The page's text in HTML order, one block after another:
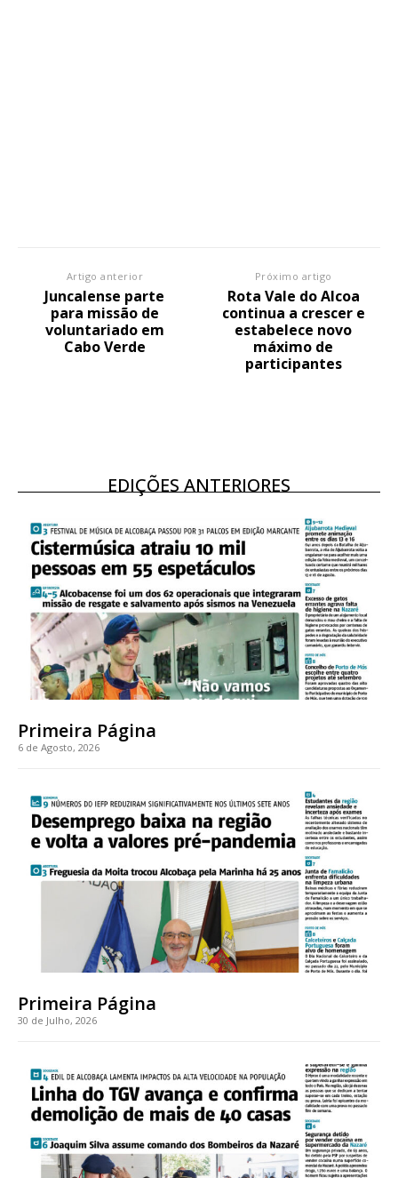
Faça-se assinante do Região de Cister e ajude-nos a manter este serviço
público!
Sendo assinante terá acesso a todos os conteúdos exclusivos e versões
digitais.
Escolha o plano de assinatura desejado:
ASSINATURA
32€
12 meses
Artigo anterior
Juncalense parte
para missão de
voluntariado em
Cabo Verde
Próximo artigo
Rota Vale do Alcoa
continua a crescer e
estabelece novo
máximo de
participantes
EDIÇÕES ANTERIORES
Primeira Página
6 de Agosto, 2026
Primeira Página
30 de Julho, 2026